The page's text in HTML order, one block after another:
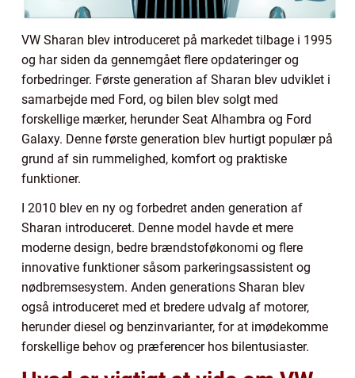
VW Sharan blev introduceret på markedet tilbage i 1995
og har siden da gennemgået flere opdateringer og
forbedringer. Første generation af Sharan blev udviklet i
samarbejde med Ford, og bilen blev solgt med
forskellige mærker, herunder Seat Alhambra og Ford
Galaxy. Denne første generation blev hurtigt populær på
grund af sin rummelighed, komfort og praktiske
funktioner.
I 2010 blev en ny og forbedret anden generation af
Sharan introduceret. Denne model havde et mere
moderne design, bedre brændstoføkonomi og flere
innovative funktioner såsom parkeringsassistent og
nødbremsesystem. Anden generations Sharan blev
også introduceret med et bredere udvalg af motorer,
herunder diesel og benzinvarianter, for at imødekomme
forskellige behov og præferencer hos bilentusiaster.